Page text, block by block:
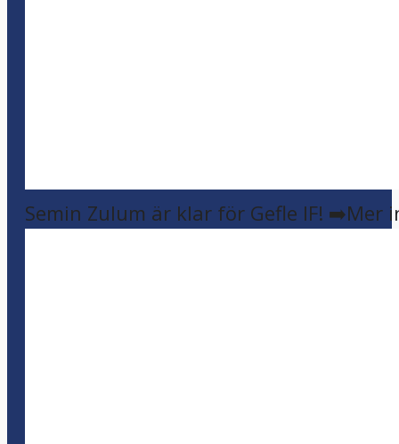
Semin Zulum är klar för Gefle IF! ➡️Mer